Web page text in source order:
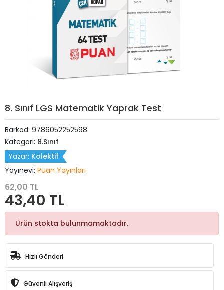
8. Sınıf LGS Matematik Yaprak Test
Barkod: 9786052252598
Kategori: 8.Sınıf
Yazar: Kolektif
Yayınevi: Puan Yayınları
62,00 TL
43,40 TL
Ürün stokta bulunmamaktadır.
Hızlı Gönderi
Güvenli Alışveriş